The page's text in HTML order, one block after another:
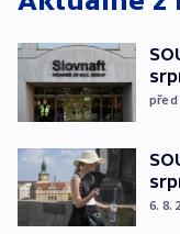
před
6. 8.